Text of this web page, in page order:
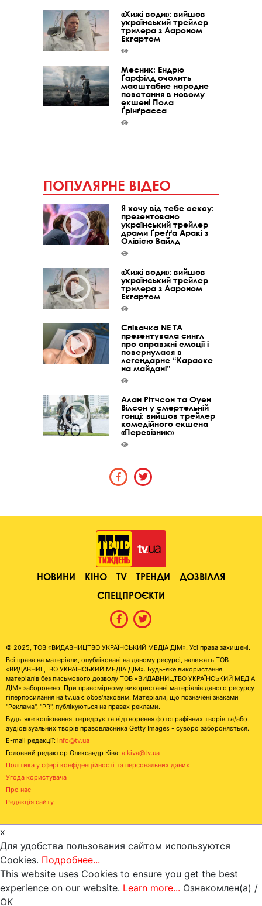
«Хижі води»: вийшов
український трейлер
трилера з Аароном
Екгартом
Месник: Ендрю
Ґарфілд очолить
масштабне народне
повстання в новому
екшені Пола
Ґрінґрасса
ПОПУЛЯРНЕ ВІДЕО
Я хочу від тебе сексу:
презентовано
український трейлер
драми Ґреґґа Аракі з
Олівією Вайлд
«Хижі води»: вийшов
український трейлер
трилера з Аароном
Екгартом
Співачка NE TA
презентувала сингл
про справжні емоції і
повернулася в
легендарне “Караоке
на майдані”
Алан Рітчсон та Оуен
Вілсон у смертельній
гонці: вийшов трейлер
комедійного екшена
«Перевізник»
НОВИНИ КІНО TV ТРЕНДИ
ДОЗВІЛЛЯ
СПЕЦПРОЄКТИ
© 2025, ТОВ «ВИДАВНИЦТВО УКРАЇНСЬКИЙ МЕДІА ДІМ». Усі права захищені.
Всі права на матеріали, опубліковані на даному ресурсі, належать ТОВ
«ВИДАВНИЦТВО УКРАЇНСЬКИЙ МЕДІА ДІМ». Будь-яке використання
матеріалів без письмового дозволу ТОВ «ВИДАВНИЦТВО УКРАЇНСЬКИЙ МЕДІА
ДІМ» заборонено. При правомірному використанні матеріалів даного ресурсу
гіперпосилання на tv.ua є обов'язковим. Матеріали, що позначені знаками
"Реклама", "PR", публікуються на правах реклами.
Будь-яке копіювання, передрук та відтворення фотографічних творів та/або
аудіовізуальних творів правовласника Getty Images - суворо забороняється.
E-mail редакції: info@tv.ua
Головний редактор Олександр Ківа: a.kiva@tv.ua
Політика у сфері конфіденційності та персональних даних
Угода користувача
Про нас
Редакція сайту
x
Для удобства пользования сайтом используются
Cookies. Подробнее...
This website uses Cookies to ensure you get the best
experience on our website. Learn more... Ознакомлен(а) /
OK